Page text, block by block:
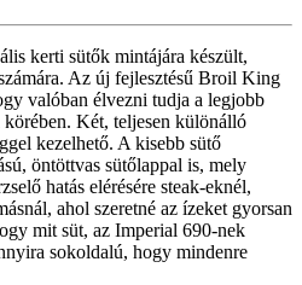
kerti sütők mintájára készült,
Az új fejlesztésű Broil King
valóban élvezni tudja a legjobb
körében. Két, teljesen különálló
kezelhető. A kisebb sütő
öntöttvas sütőlappal is, mely
hatás elérésére steak-eknél,
ahol szeretné az ízeket gyorsan
mit süt, az Imperial 690-nek
sokoldalú, hogy mindenre